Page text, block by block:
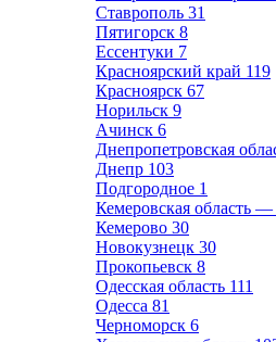
Ставрополь 31
Пятигорск 8
Ессентуки 7
Красноярский край 119
Красноярск 67
Норильск 9
Ачинск 6
Днепропетровская
Днепр 103
Подгородное 1
Кемеровская область —
Кемерово 30
Новокузнецк 30
Прокопьевск 8
Одесская область 111
Одесса 81
Черноморск 6